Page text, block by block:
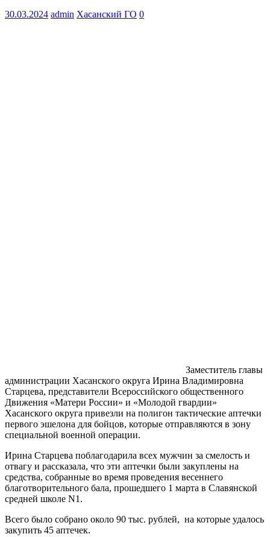
30.03.2024 admin Хасанский ГО 0
Заместитель главы
администрации Хасанского округа Ирина Владимировна
Старцева, представители Всероссийского общественного
Движения «Матери России» и «Молодой гвардии»
Хасанского округа привезли на полигон тактические аптечки
первого эшелона для бойцов, которые отправляются в зону
специальной военной операции.
Ирина Старцева поблагодарила всех мужчин за смелость и
отвагу и рассказала, что эти аптечки были закуплены на
средства, собранные во время проведения весеннего
благотворительного бала, прошедшего 1 марта в Славянской
средней школе N1.
Всего было собрано около 90 тыс. рублей, на которые удалось
закупить 45 аптечек.